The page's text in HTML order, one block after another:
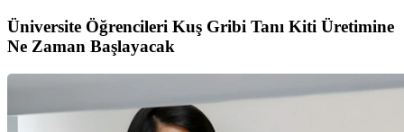
Üniversite Öğrencileri Kuş Gribi Tanı Kiti Üretimine
Ne Zaman Başlayacak